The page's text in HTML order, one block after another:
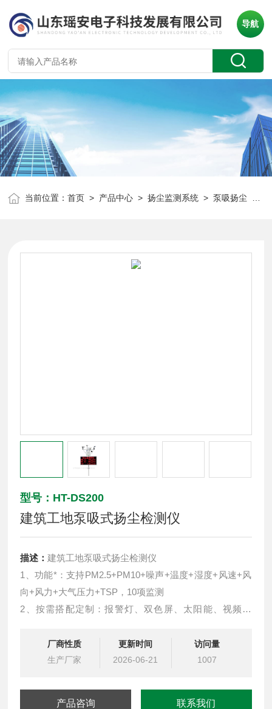
导航
当前位置：首页 > 产品中心 >扬尘监测系统 >泵吸扬尘
型号：HT-DS200
建筑工地泵吸式扬尘检测仪
描述：建筑工地泵吸式扬尘检测仪
1、功能*：支持PM2.5+PM10+噪声+温度+湿度+风速+风
向+风力+大气压力+TSP，10项监测
2、按需搭配定制：报警灯、双色屏、太阳能、视频监
3、泵吸式采样：自主研发传感器模组
厂商性质
生产厂家
更新时间
2026-06-21
访问量
1007
产品咨询 联系我们